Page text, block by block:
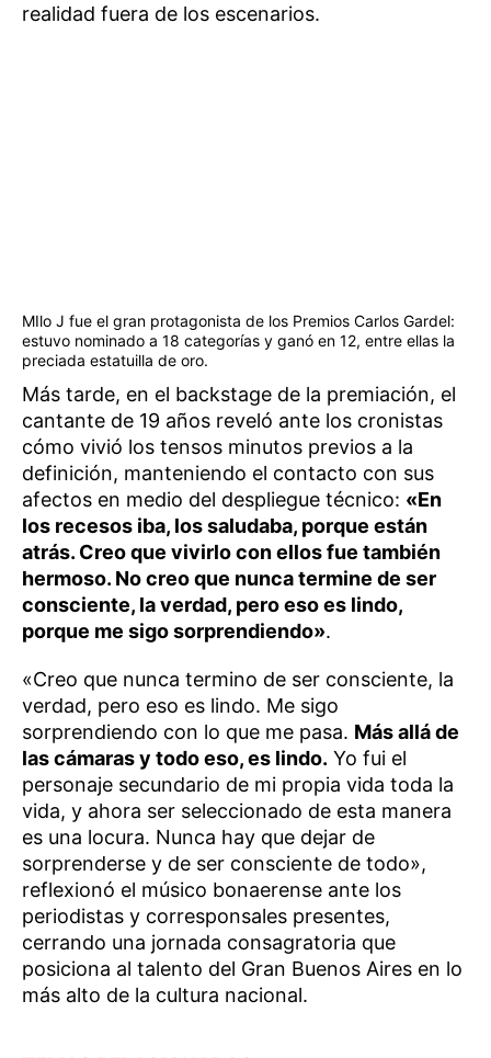
realidad fuera de los escenarios.
MIlo J fue el gran protagonista de los Premios Carlos Gardel:
estuvo nominado a 18 categorías y ganó en 12, entre ellas la
preciada estatuilla de oro.
Más tarde, en el backstage de la premiación, el
cantante de 19 años reveló ante los cronistas
cómo vivió los tensos minutos previos a la
definición, manteniendo el contacto con sus
afectos en medio del despliegue técnico: «En
los recesos iba, los saludaba, porque están
atrás. Creo que vivirlo con ellos fue también
hermoso. No creo que nunca termine de ser
consciente, la verdad, pero eso es lindo,
porque me sigo sorprendiendo».
«Creo que nunca termino de ser consciente, la
verdad, pero eso es lindo. Me sigo
sorprendiendo con lo que me pasa. Más allá de
las cámaras y todo eso, es lindo. Yo fui el
personaje secundario de mi propia vida toda la
vida, y ahora ser seleccionado de esta manera
es una locura. Nunca hay que dejar de
sorprenderse y de ser consciente de todo»,
reflexionó el músico bonaerense ante los
periodistas y corresponsales presentes,
cerrando una jornada consagratoria que
posiciona al talento del Gran Buenos Aires en lo
más alto de la cultura nacional.